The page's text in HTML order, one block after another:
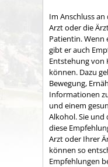
Im Anschluss
Arzt oder die
Patientin. Wenn
gibt er auch
Entstehung von
können. Dazu
Bewegung,
Informationen
und einem
Alkohol. Sie und
diese
Arzt oder Ihrer
können so
Empfehlungen